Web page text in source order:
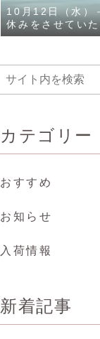
10月12日（水）
休みをさせていた
カテゴリー
おすすめ
お知らせ
入荷情報
新着記事